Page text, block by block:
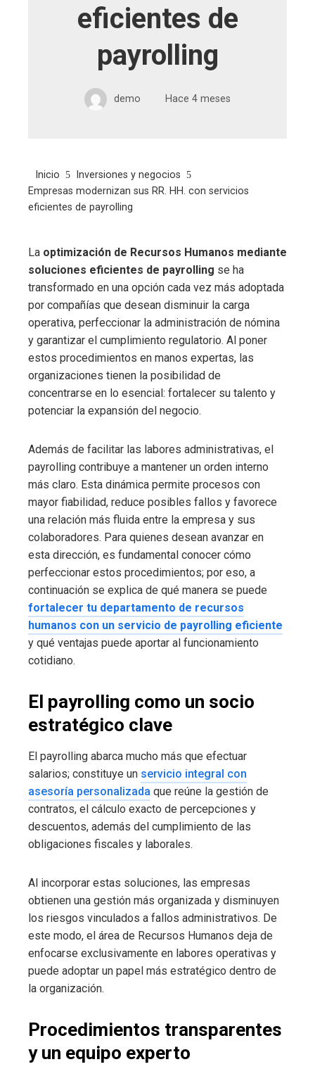
eficientes de
payrolling
demo Hace 4 meses
Inicio
Inversiones y negocios
Empresas modernizan sus RR. HH. con servicios
eficientes de payrolling
La optimización de Recursos Humanos mediante
soluciones eficientes de payrolling se ha
transformado en una opción cada vez más adoptada
por compañías que desean disminuir la carga
operativa, perfeccionar la administración de nómina
y garantizar el cumplimiento regulatorio. Al poner
estos procedimientos en manos expertas, las
organizaciones tienen la posibilidad de
concentrarse en lo esencial: fortalecer su talento y
potenciar la expansión del negocio.
Además de facilitar las labores administrativas, el
payrolling contribuye a mantener un orden interno
más claro. Esta dinámica permite procesos con
mayor fiabilidad, reduce posibles fallos y favorece
una relación más fluida entre la empresa y sus
colaboradores. Para quienes desean avanzar en
esta dirección, es fundamental conocer cómo
perfeccionar estos procedimientos; por eso, a
continuación se explica de qué manera se puede
fortalecer tu departamento de recursos
humanos con un servicio de payrolling eficiente
y qué ventajas puede aportar al funcionamiento
cotidiano.
El payrolling como un socio
estratégico clave
El payrolling abarca mucho más que efectuar
salarios; constituye un servicio integral con
asesoría personalizada que reúne la gestión de
contratos, el cálculo exacto de percepciones y
descuentos, además del cumplimiento de las
obligaciones fiscales y laborales.
Al incorporar estas soluciones, las empresas
obtienen una gestión más organizada y disminuyen
los riesgos vinculados a fallos administrativos. De
este modo, el área de Recursos Humanos deja de
enfocarse exclusivamente en labores operativas y
puede adoptar un papel más estratégico dentro de
la organización.
Procedimientos transparentes
y un equipo experto